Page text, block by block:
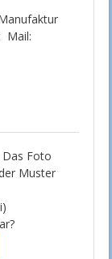
Mail:
Das Foto
Muster